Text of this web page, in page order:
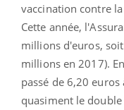
vaccination contre
Cette année,
millions d'euros,
millions en 2017).
passé de 6,20
quasiment le